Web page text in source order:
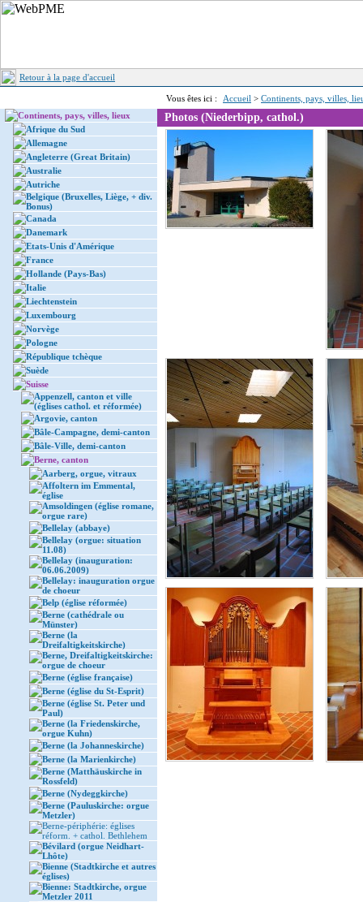
Retour à la page d'accueil
Vous êtes ici : Accueil > Continents, pays, villes,
Continents, pays, villes, lieux
Afrique du Sud
Allemagne
Angleterre (Great Britain)
Australie
Autriche
Belgique (Bruxelles, Liège, + div.
Bonus)
Canada
Danemark
Etats-Unis d'Amérique
France
Hollande (Pays-Bas)
Italie
Liechtenstein
Luxembourg
Norvège
Pologne
République tchèque
Suède
Suisse
Appenzell, canton et ville
(églises cathol. et réformée)
Argovie, canton
Bâle-Campagne, demi-canton
Bâle-Ville, demi-canton
Berne, canton
Aarberg, orgue, vitraux
Affoltern im Emmental,
église
Amsoldingen (église romane,
orgue rare)
Bellelay (abbaye)
Bellelay (orgue: situation
11.08)
Bellelay (inauguration:
06.06.2009)
Bellelay: inauguration orgue
de choeur
Belp (église réformée)
Berne (cathédrale ou
Münster)
Berne (la
Dreifaltigkeitskirche)
Berne, Dreifaltigkeitskirche:
orgue de choeur
Berne (église française)
Berne (église du St-Esprit)
Berne (église St. Peter und
Paul)
Berne (la Friedenskirche,
orgue Kuhn)
Berne (la Johanneskirche)
Berne (la Marienkirche)
Berne (Matthäuskirche in
Rossfeld)
Berne (Nydeggkirche)
Berne (Pauluskirche: orgue
Metzler)
Berne-périphérie: églises
réform. + cathol. Bethlehem
Bévilard (orgue Neidhart-
Lhôte)
Bienne (Stadtkirche et autres
églises)
Bienne: Stadtkirche, orgue
Metzler 2011
Photos (Niederbipp, cathol.)